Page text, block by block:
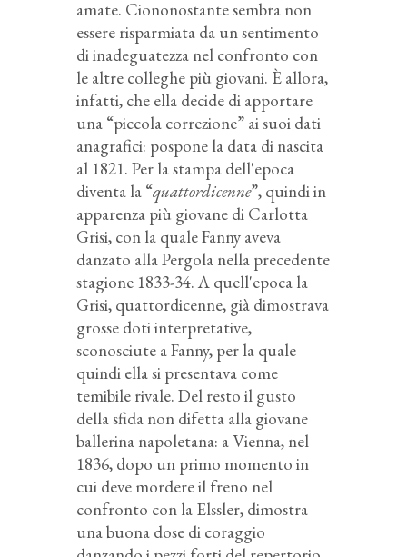
amate. Ciononostante sembra non
essere risparmiata da un sentimento
di inadeguatezza nel confronto con
le altre colleghe più giovani. È allora,
infatti, che ella decide di apportare
una “piccola correzione” ai suoi dati
anagrafici: pospone la data di nascita
al 1821. Per la stampa dell'epoca
diventa la “quattordicenne”, quindi in
apparenza più giovane di Carlotta
Grisi, con la quale Fanny aveva
danzato alla Pergola nella precedente
stagione 1833-34. A quell'epoca la
Grisi, quattordicenne, già dimostrava
grosse doti interpretative,
sconosciute a Fanny, per la quale
quindi ella si presentava come
temibile rivale. Del resto il gusto
della sfida non difetta alla giovane
ballerina napoletana: a Vienna, nel
1836, dopo un primo momento in
cui deve mordere il freno nel
confronto con la Elssler, dimostra
una buona dose di coraggio